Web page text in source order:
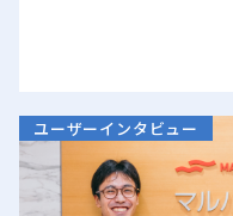
ユーザーインタビュー